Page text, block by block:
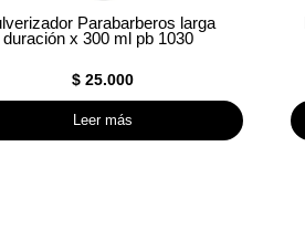
Parabarberos larga
duración x 300 ml pb 1030
$ 25.000
Leer más